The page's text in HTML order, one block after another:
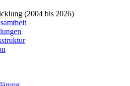
(2004 bis 2026)